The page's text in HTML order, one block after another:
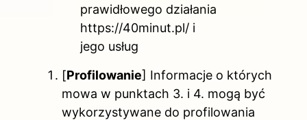
prawidłowego działania
https://40minut.pl/ i
jego usług
[Profilowanie] Informacje o których
mowa w punktach 3. i 4. mogą być
wykorzystywane do profilowania